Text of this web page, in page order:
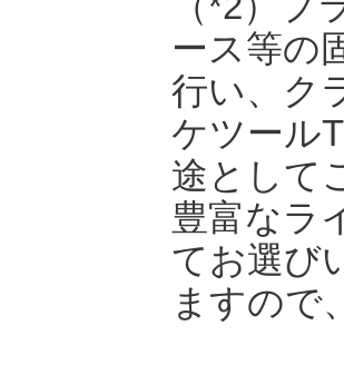
ース等の
行い、ク
ケツール
途として
豊富なラ
てお選び
ますので